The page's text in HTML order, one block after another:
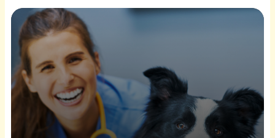
pour votre chat : conseils et critères
essentiels
11 décembre 2024